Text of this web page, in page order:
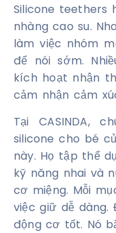
Silicone teethers
nhàng cao su.
làm việc nhóm
để nói sớm.
kích hoạt nhận
cảm nhận cảm
Tại CASINDA,
silicone cho bé
này. Họ tập thể
kỹ năng nhai và
cơ miệng. Mỗi
việc giữ dễ
động cơ tốt. Nó